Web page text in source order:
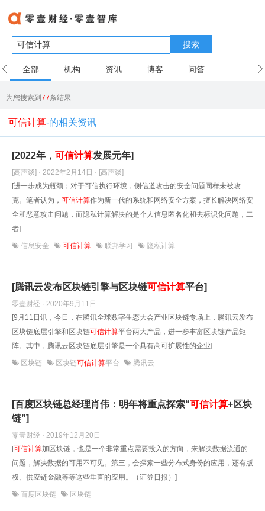
搜索
全部 机构 资讯 博客 问答
为您搜索到77条结果
可信计算-的相关资讯
[2022年， 可信计算发展元年]
[高声谈] · 2022年2月14日 · [高声谈]
[进一步成为瓶颈；对于可信执行环境，侧信道攻击的安全问题同样未被攻
克。笔者认为， 可信计算作为新一代的系统和网络安全方案，擅长解决网络安
全和恶意攻击问题，而隐私计算解决的是个人信息匿名化和去标识化问题，二
者]
信息安全 可信计算 联邦学习 隐私计算
[腾讯云发布区块链引擎与区块链可信计算平台]
零壹财经 · 2020年9月11日
[9月11日讯，今日，在腾讯全球数字生态大会产业区块链专场上，腾讯云发布
区块链底层引擎和区块链可信计算平台两大产品，进一步丰富区块链产品矩
阵。其中，腾讯云区块链底层引擎是一个具有高可扩展性的企业]
区块链 区块链可信计算平台 腾讯云
[百度区块链总经理肖伟：明年将重点探索“可信计算+区块
链”]
零壹财经 · 2019年12月20日
[可信计算加区块链，也是一个非常重点需要投入的方向，来解决数据流通的
问题，解决数据的可用不可见。第三，会探索一些分布式身份的应用，还有版
权、供应链金融等等这些垂直的应用。（证券日报）]
百度区块链 区块链